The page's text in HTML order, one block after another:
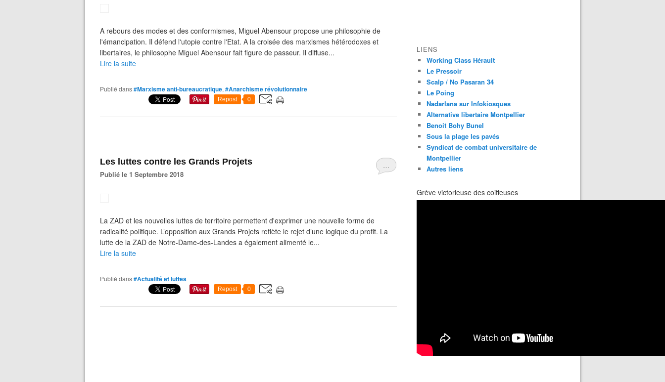
A rebours des modes et des conformismes, Miguel Abensour propose une philosophie de
l'émancipation. Il défend l'utopie contre l'Etat. A la croisée des marxismes hétérodoxes et
libertaires, le philosophe Miguel Abensour fait figure de passeur. Il diffuse...
Lire la suite
Publié dans#Marxisme anti-bureaucratique, #Anarchisme révolutionnaire
Repost 0
…
Les luttes contre les Grands Projets
Publié le 1 Septembre 2018
La ZAD et les nouvelles luttes de territoire permettent d'exprimer une nouvelle forme de
radicalité politique. L’opposition aux Grands Projets reflète le rejet d’une logique du profit. La
lutte de la ZAD de Notre-Dame-des-Landes a également alimenté le...
Lire la suite
Publié dans#Actualité et luttes
Repost 0
LIENS
Working Class Hérault
Le Pressoir
Scalp / No Pasaran 34
Le Poing
Nadarlana sur Infokiosques
Alternative libertaire Montpellier
Benoit Bohy Bunel
Sous la plage les pavés
Syndicat de combat universitaire de
Montpellier
Autres liens
Grève victorieuse des coiffeuses